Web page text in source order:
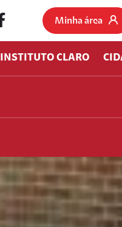
Minha área
INSTITUTO CLARO